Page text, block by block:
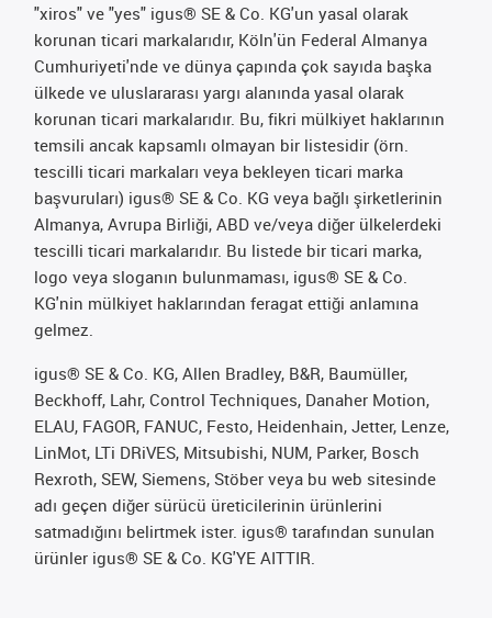
"xiros" ve "yes" igus® SE & Co. KG'un yasal olarak
korunan ticari markalarıdır, Köln'ün Federal Almanya
Cumhuriyeti'nde ve dünya çapında çok sayıda başka
ülkede ve uluslararası yargı alanında yasal olarak
korunan ticari markalarıdır. Bu, fikri mülkiyet haklarının
temsili ancak kapsamlı olmayan bir listesidir (örn.
tescilli ticari markaları veya bekleyen ticari marka
başvuruları) igus® SE & Co. KG veya bağlı şirketlerinin
Almanya, Avrupa Birliği, ABD ve/veya diğer ülkelerdeki
tescilli ticari markalarıdır. Bu listede bir ticari marka,
logo veya sloganın bulunmaması, igus® SE & Co.
KG'nin mülkiyet haklarından feragat ettiği anlamına
gelmez.
igus® SE & Co. KG, Allen Bradley, B&R, Baumüller,
Beckhoff, Lahr, Control Techniques, Danaher Motion,
ELAU, FAGOR, FANUC, Festo, Heidenhain, Jetter, Lenze,
LinMot, LTi DRiVES, Mitsubishi, NUM, Parker, Bosch
Rexroth, SEW, Siemens, Stöber veya bu web sitesinde
adı geçen diğer sürücü üreticilerinin ürünlerini
satmadığını belirtmek ister. igus® tarafından sunulan
ürünler igus® SE & Co. KG'YE AITTIR.